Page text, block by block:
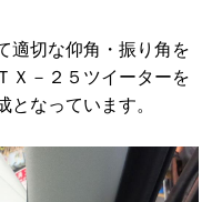
適切な仰角・振り角を
Ｘ－２５ツイーターを
なっています。